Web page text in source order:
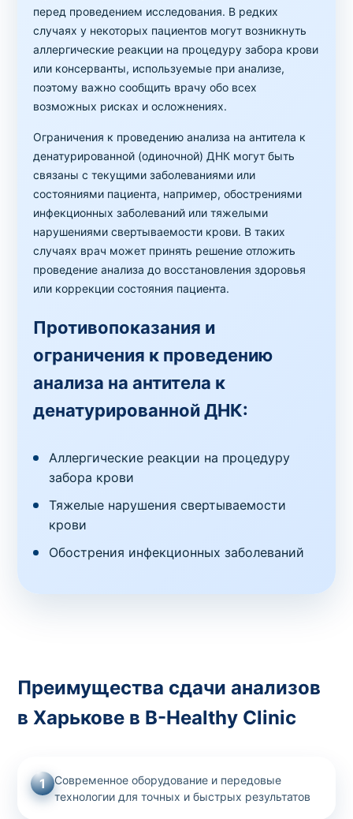
перед проведением исследования. В редких
случаях у некоторых пациентов могут возникнуть
аллергические реакции на процедуру забора крови
или консерванты, используемые при анализе,
поэтому важно сообщить врачу обо всех
возможных рисках и осложнениях.
Ограничения к проведению анализа на антитела к
денатурированной (одиночной) ДНК могут быть
связаны с текущими заболеваниями или
состояниями пациента, например, обострениями
инфекционных заболеваний или тяжелыми
нарушениями свертываемости крови. В таких
случаях врач может принять решение отложить
проведение анализа до восстановления здоровья
или коррекции состояния пациента.
Противопоказания и
ограничения к проведению
анализа на антитела к
денатурированной ДНК:
Аллергические реакции на процедуру
забора крови
Тяжелые нарушения свертываемости
крови
Обострения инфекционных заболеваний
Преимущества сдачи анализов
в Харькове в B-Healthy Clinic
1
Современное оборудование и передовые
технологии для точных и быстрых результатов